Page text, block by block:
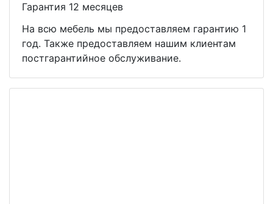
Гарантия 12 месяцев
На всю мебель мы предоставляем гарантию 1
год. Также предоставляем нашим клиентам
постгарантийное обслуживание.